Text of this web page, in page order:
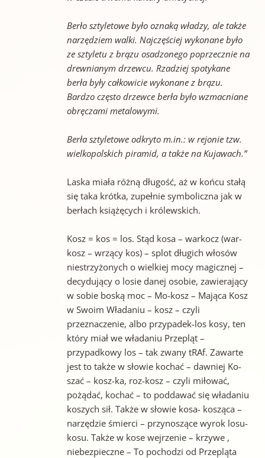
Berło sztyletowe było oznaką władzy, ale także
narzędziem walki. Najczęściej wykonane było
ze sztyletu z brązu osadzonego poprzecznie na
drewnianym drzewcu. Rzadziej spotykane
berła były całkowicie wykonane z brązu.
Bardzo często drzewce berła było wzmacniane
obręczami metalowymi.
Berła sztyletowe odkryto m.in.: w rejonie tzw.
wielkopolskich piramid, a także na Kujawach.”
Laska miała różną długość, aż w końcu stałą
się taka krótka, zupełnie symboliczna jak w
berłach książęcych i królewskich.
Kosz = kos = los. Stąd kosa – warkocz (war-
kosz – wrzący kos) – splot długich włosów
niestrzyżonych o wielkiej mocy magicznej –
decydujący o losie danej osobie, zawierający
w sobie boską moc – Mo-kosz – Mająca Kosz
w Swoim Władaniu – kosz – czyli
przeznaczenie, albo przypadek-los kosy, ten
który miał we władaniu Przepląt –
przypadkowy los – tak zwany tRAf. Zawarte
jest to także w słowie kochać – dawniej Ko-
szać – kosz-ka, roz-kosz – czyli miłować,
pożądać, kochać – to poddawać się władaniu
koszych sił. Także w słowie kosa- kosząca –
narzędzie śmierci – przynoszące wyrok losu-
kosu. Także w kose wejrzenie – krzywe ,
niebezpieczne – To pochodzi od Przepląta